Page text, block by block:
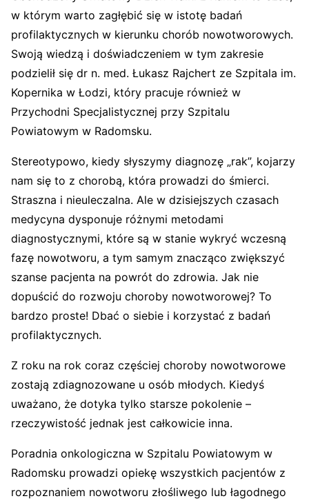
w którym warto zagłębić się w istotę badań
profilaktycznych w kierunku chorób nowotworowych.
Swoją wiedzą i doświadczeniem w tym zakresie
podzielił się dr n. med. Łukasz Rajchert ze Szpitala im.
Kopernika w Łodzi, który pracuje również w
Przychodni Specjalistycznej przy Szpitalu
Powiatowym w Radomsku.
Stereotypowo, kiedy słyszymy diagnozę „rak”, kojarzy
nam się to z chorobą, która prowadzi do śmierci.
Straszna i nieuleczalna. Ale w dzisiejszych czasach
medycyna dysponuje różnymi metodami
diagnostycznymi, które są w stanie wykryć wczesną
fazę nowotworu, a tym samym znacząco zwiększyć
szanse pacjenta na powrót do zdrowia. Jak nie
dopuścić do rozwoju choroby nowotworowej? To
bardzo proste! Dbać o siebie i korzystać z badań
profilaktycznych.
Z roku na rok coraz częściej choroby nowotworowe
zostają zdiagnozowane u osób młodych. Kiedyś
uważano, że dotyka tylko starsze pokolenie –
rzeczywistość jednak jest całkowicie inna.
Poradnia onkologiczna w Szpitalu Powiatowym w
Radomsku prowadzi opiekę wszystkich pacjentów z
rozpoznaniem nowotworu złośliwego lub łagodnego